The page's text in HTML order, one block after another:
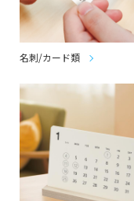
名刺/カード類